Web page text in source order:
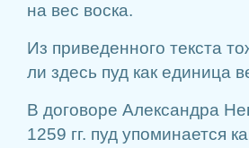
на вес воска.
Из приведенного текста
ли здесь пуд как единица
В договоре Александра
1259 гг. пуд упоминается